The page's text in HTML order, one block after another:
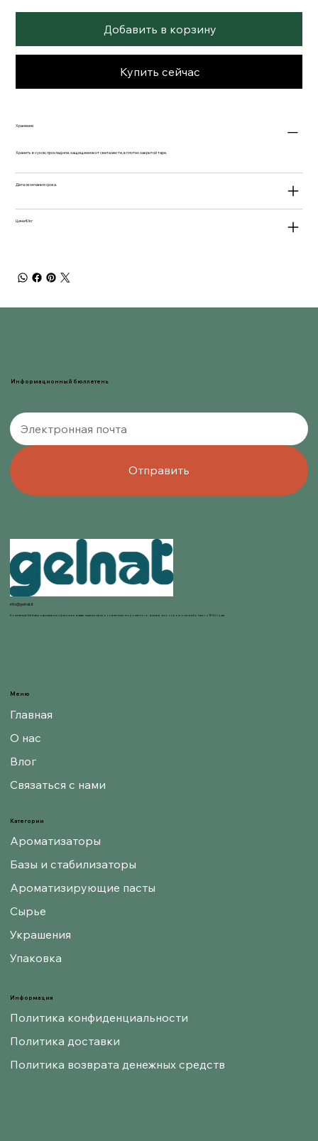
Добавить в корзину
Купить сейчас
Хранение
Хранить в сухом, прохладном, защищенном от света месте, в плотно закрытой таре.
Дата окончания срока.
Цена €/кг
Информационный бюллетень
Отправить
info@gelnat.it
Компания Gelnat родилась из страсти ее владельцев к приготовлению мороженого, в мире, в котором они работают с 1950 года.
Информация
Политика конфиденциальности
Политика доставки
Политика возврата денежных средств
Категории
Ароматизаторы
Базы и стабилизаторы
Ароматизирующие пасты
Сырье
Украшения
Упаковка
Меню
Главная
О нас
Влог
Связаться с нами